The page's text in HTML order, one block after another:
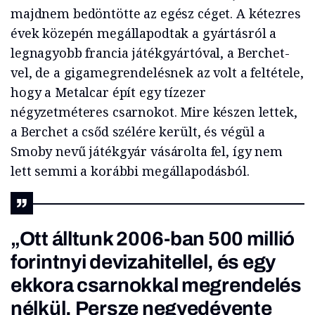
majdnem bedöntötte az egész céget. A kétezres
évek közepén megállapodtak a gyártásról a
legnagyobb francia játékgyártóval, a Berchet-
vel, de a gigamegrendelésnek az volt a feltétele,
hogy a Metalcar épít egy tízezer
négyzetméteres csarnokot. Mire készen lettek,
a Berchet a csőd szélére került, és végül a
Smoby nevű játékgyár vásárolta fel, így nem
lett semmi a korábbi megállapodásból.
„Ott álltunk 2006-ban 500 millió
forintnyi devizahitellel, és egy
ekkora csarnokkal megrendelés
nélkül. Persze negyedévente